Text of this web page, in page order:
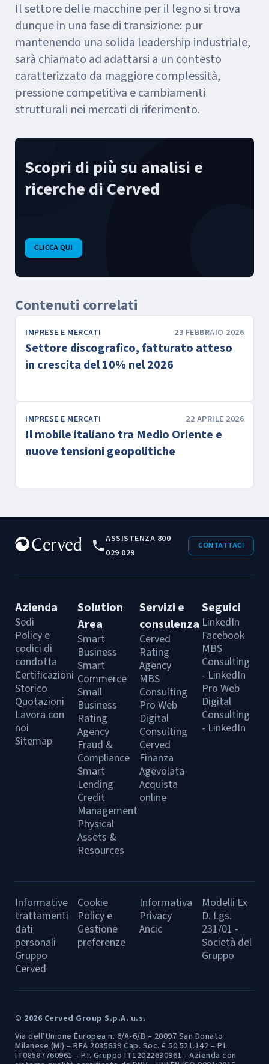
Il settore delle macchine per il legno si trova
dunque in una fase di transizione: pur
mantenendo una solida leadership industriale,
sarà chiamato ad adattarsi a un contesto
caratterizzato da maggiore complessità,
pressione competitiva e cambiamenti
strutturali nei mercati di riferimento.
Scopri di più su analisi e
ricerche di Cerved
CLICCA QUI
Contenuti correlati
IMPRESE E MERCATI 23 FEBBRAIO 2026
Settore discografico, fatturato atteso
in crescita del 10% nel 2026
IMPRESE E MERCATI 22 APRILE 2026
Il mobile italiano tra Medio Oriente e
nuove tensioni geopolitiche
ASSISTENZA 800
029 029
CONTATTACI
Azienda
Sedi
Policy e
codici di
condotta
Certificazioni
Storico
Quotazioni
Lavora con
noi
Sitemap
Solution
Area
Smart
Business
Smart
Commerce
Small
Business
Rating
Agency
Fraud &
Compliance
Smart
Lending
Credit
Management
Physical
Assets &
Resources
Servizi e
consulenza
Cerved
Rating
Agency
MBS
Consulting
Pro Web
Digital
Consulting
Cerved
Finanza
Agevolata
Acquista
online
Seguici
LinkedIn
Facebook
MBS
Consulting
- LinkedIn
Pro Web
Digital
Consulting
- LinkedIn
Informative
trattamenti
dati
personali
Gruppo
Cerved
Cookie
Policy e
Gestione
preferenze
Informativa
Privacy
Ancic
Modelli Ex
D. Lgs.
231/01 -
Società del
Gruppo
© 2026 Cerved Group S.p.A. u.s.
Via dell’Unione Europea n. 6/A-6/B – 20097 San Donato
Milanese (MI) – REA 2035639 Cap. Soc. € 50.521.142 – P.I.
IT08587760961 – P.I. Gruppo IT12022630961 - Azienda con